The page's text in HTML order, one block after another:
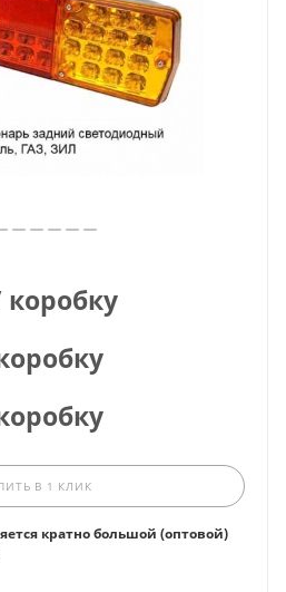
коробку
В 1 КЛИК
кратно большой (оптовой)